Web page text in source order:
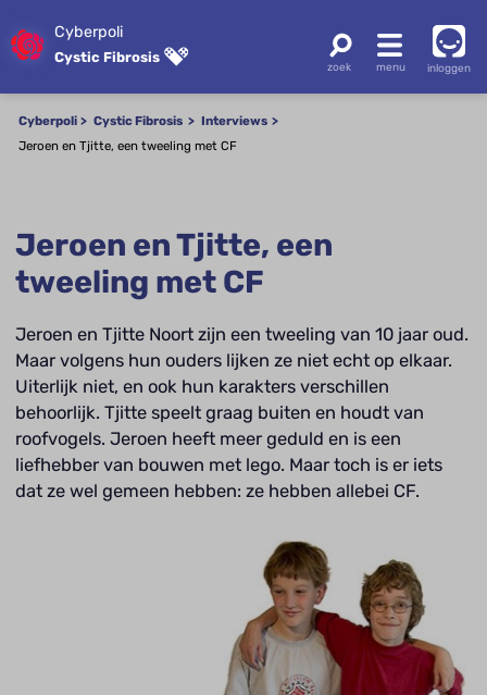
Cyberpoli
Cystic Fibrosis
inloggen
Cyberpoli Cystic Fibrosis
Interviews
Jeroen en Tjitte, een tweeling met CF
Jeroen en Tjitte, een
tweeling met CF
Jeroen en Tjitte Noort zijn een tweeling van 10 jaar oud.
Maar volgens hun ouders lijken ze niet echt op elkaar.
Uiterlijk niet, en ook hun karakters verschillen
behoorlijk. Tjitte speelt graag buiten en houdt van
roofvogels. Jeroen heeft meer geduld en is een
liefhebber van bouwen met lego. Maar toch is er iets
dat ze wel gemeen hebben: ze hebben allebei CF.